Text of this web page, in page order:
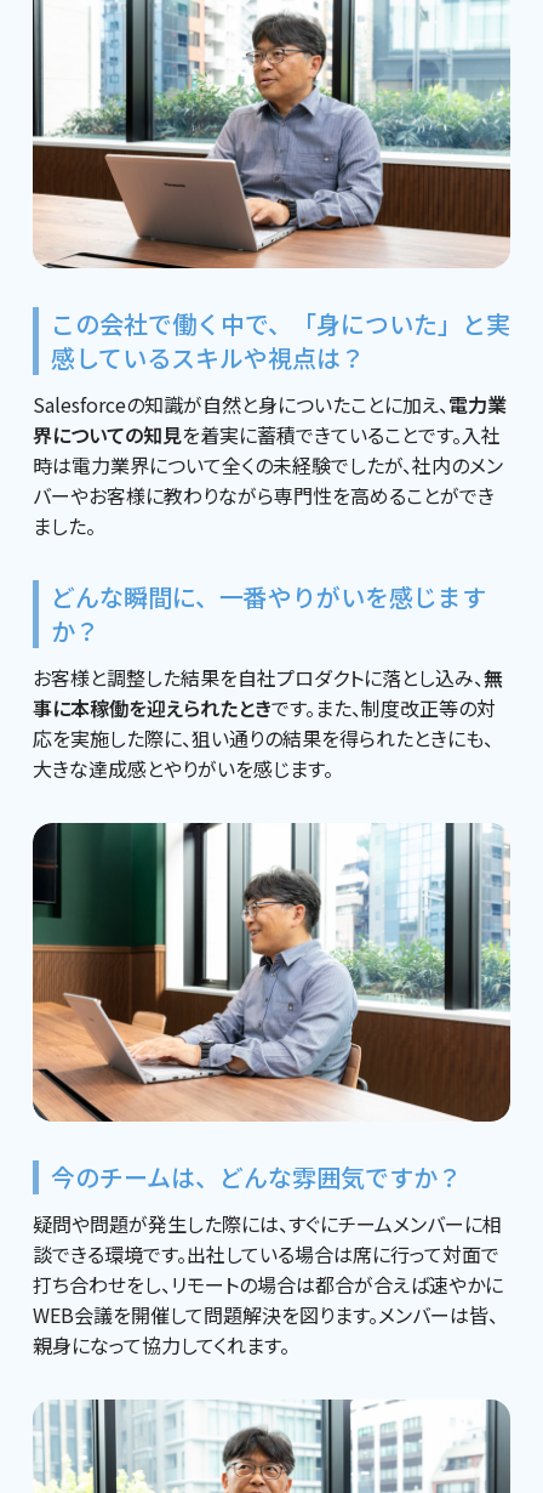
この会社で働く中で、「身についた」と実
感しているスキルや視点は？
Salesforceの知識が自然と身についたことに加え、電力業
界についての知見を着実に蓄積できていることです。入社
時は電力業界について全くの未経験でしたが、社内のメン
バーやお客様に教わりながら専門性を高めることができ
ました。
どんな瞬間に、一番やりがいを感じます
か？
お客様と調整した結果を自社プロダクトに落とし込み、無
事に本稼働を迎えられたときです。また、制度改正等の対
応を実施した際に、狙い通りの結果を得られたときにも、
大きな達成感とやりがいを感じます。
今のチームは、どんな雰囲気ですか？
疑問や問題が発生した際には、すぐにチームメンバーに相
談できる環境です。出社している場合は席に行って対面で
打ち合わせをし、リモートの場合は都合が合えば速やかに
WEB会議を開催して問題解決を図ります。メンバーは皆、
親身になって協力してくれます。